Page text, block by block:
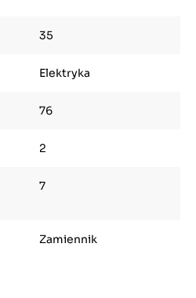
35
Elektryka
76
2
7
Zamiennik